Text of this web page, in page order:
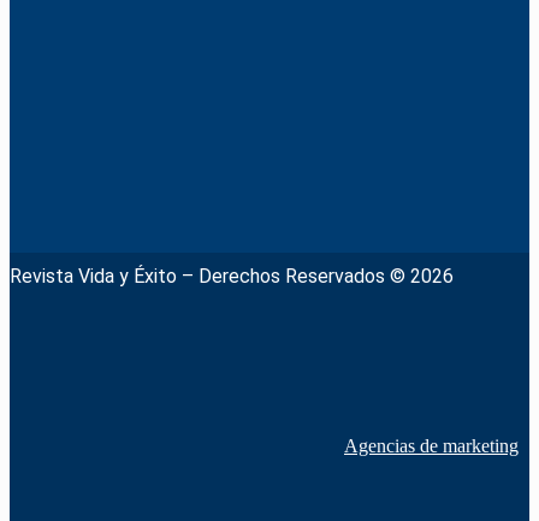
Revista Vida y Éxito – Derechos Reservados © 2026
Agencias de marketing